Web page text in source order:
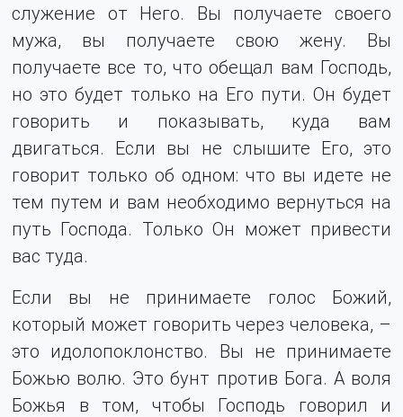
служение от Него. Вы получаете своего
мужа, вы получаете свою жену. Вы
получаете все то, что обещал вам Господь,
но это будет только на Его пути. Он будет
говорить и показывать, куда вам
двигаться. Если вы не слышите Его, это
говорит только об одном: что вы идете не
тем путем и вам необходимо вернуться на
путь Господа. Только Он может привести
вас туда.
Если вы не принимаете голос Божий,
который может говорить через человека, –
это идолопоклонство. Вы не принимаете
Божью волю. Это бунт против Бога. А воля
Божья в том, чтобы Господь говорил и